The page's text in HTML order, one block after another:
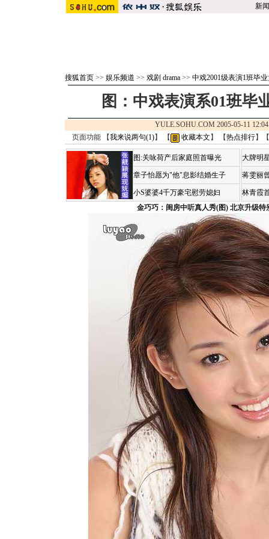
新闻
搜狐首页 >> 娱乐频道 >> 戏剧 drama >> 中戏2001级表演1班毕
图：中戏表演系01班
YULE.SOHU.COM 2005-05-11
页面功能 【我来说两句(1)】 【 收藏本文 】 【热点排行】【
图:关咏荷产后家庭照首曝光
章子怡愿为"他"息影结婚生子
小S婆婆4千万豪宅慰劳媳妇
大牌明
蒋雯丽
林青霞
金巧巧：闺房中听真人秀(图) 北京升级特